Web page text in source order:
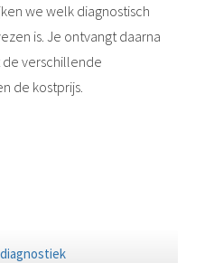
we welk diagnostisch
is. Je ontvangt daarna
verschillende
de kostprijs.